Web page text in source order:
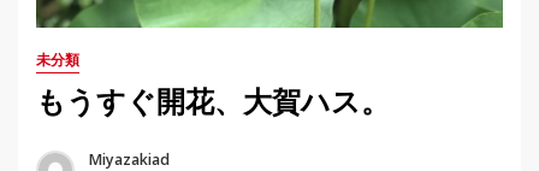
未分類
もうすぐ開花、大賀ハス。
Miyazakiad